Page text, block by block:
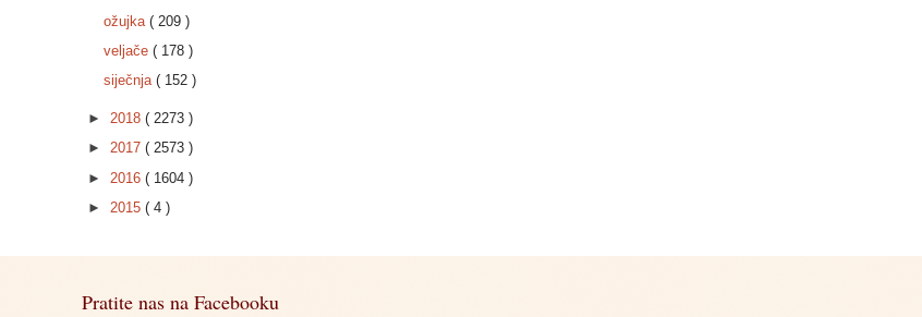
ožujka ( 209 )
veljače ( 178 )
siječnja ( 152 )
► 2018 ( 2273 )
► 2017 ( 2573 )
► 2016 ( 1604 )
► 2015 ( 4 )
Pratite nas na Facebooku